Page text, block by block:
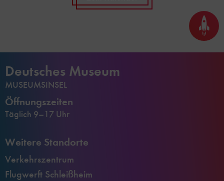
Seite
nach
oben
Deutsches Museum
MUSEUMSINSEL
Öffnungszeiten
Täglich 9–17 Uhr
Weitere Standorte
Verkehrszentrum
Flugwerft Schleißheim